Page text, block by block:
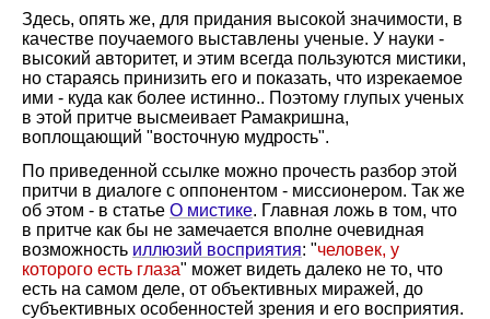
Здесь, опять же, для придания высокой значимости, в
качестве поучаемого выставлены ученые. У науки -
высокий авторитет, и этим всегда пользуются мистики,
но стараясь принизить его и показать, что изрекаемое
ими - куда как более истинно.. Поэтому глупых ученых
в этой притче высмеивает Рамакришна,
воплощающий "восточную мудрость".
По приведенной ссылке можно прочесть разбор этой
притчи в диалоге с оппонентом - миссионером. Так же
об этом - в статье О мистике. Главная ложь в том, что
в притче как бы не замечается вполне очевидная
возможность иллюзий восприятия: "человек, у
которого есть глаза" может видеть далеко не то, что
есть на самом деле, от объективных миражей, до
субъективных особенностей зрения и его восприятия.